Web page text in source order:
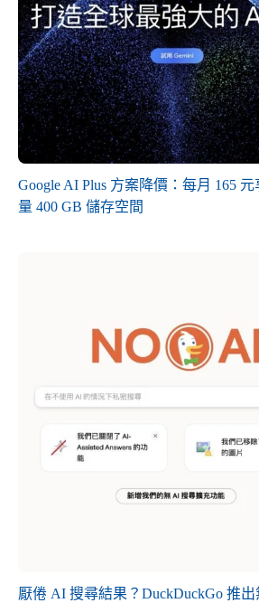
Google AI Plus 方案降價：每月 165
量 400 GB 儲存空間
厭倦 AI 搜尋結果？DuckDuckGo 推出